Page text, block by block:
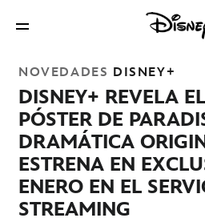
NOVEDADES DISNEY+
DISNEY+ REVELA
PÓSTER DE
DRAMÁTICA
ESTRENA EN
ENERO EN EL
STREAMING